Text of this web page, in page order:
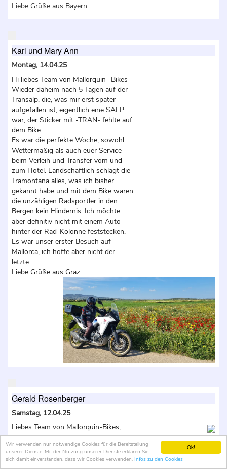
Ok!
Wir verwenden nur notwendige Cookies für die Bereitstellung
unserer Dienste. Mit der Nutzung unserer Dienste erklären Sie
sich damit einverstanden, dass wir Cookies verwenden. Infos zu den Cookies
Liebe Grüße aus Bayern.
Karl und Mary Ann
Montag, 14.04.25
Hi liebes Team von Mallorquin- Bikes
Wieder daheim nach 5 Tagen auf der
Transalp, die, was mir erst später
aufgefallen ist, eigentlich eine SALP
war, der Sticker mit -TRAN- fehlte auf
dem Bike.
Es war die perfekte Woche, sowohl
Wettermäßig als auch euer Service
beim Verleih und Transfer vom und
zum Hotel. Landschaftlich schlägt die
Tramontana alles, was ich bisher
gekannt habe und mit dem Bike waren
die unzähligen Radsportler in den
Bergen kein Hindernis. Ich möchte
aber definitiv nicht mit einem Auto
hinter der Rad-Kolonne feststecken.
Es war unser erster Besuch auf
Mallorca, ich hoffe aber nicht der
letzte.
Liebe Grüße aus Graz
Gerald Rosenberger
Samstag, 12.04.25
Liebes Team von Mallorquin-Bikes,
vielen Dank für eine großartige
Woche! Ich konnte drei verschiedene
Motorräder testen (1250 GS, Afrika